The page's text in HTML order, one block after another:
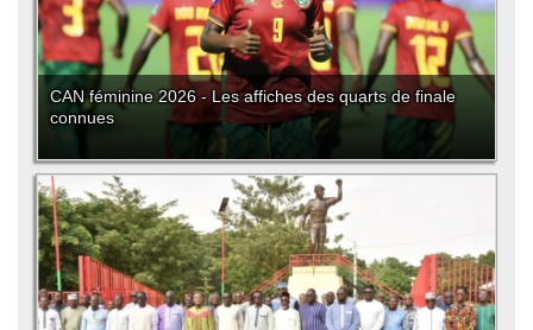
CAN féminine 2026 - Les affiches des quarts de finale
connues